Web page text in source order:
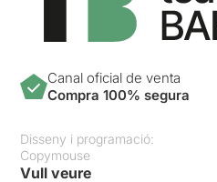
Canal oficial de venta
Compra 100% segura
Disseny i programació:
Copymouse
Vull veure